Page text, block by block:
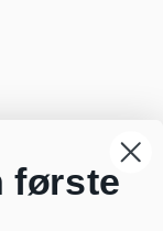
første